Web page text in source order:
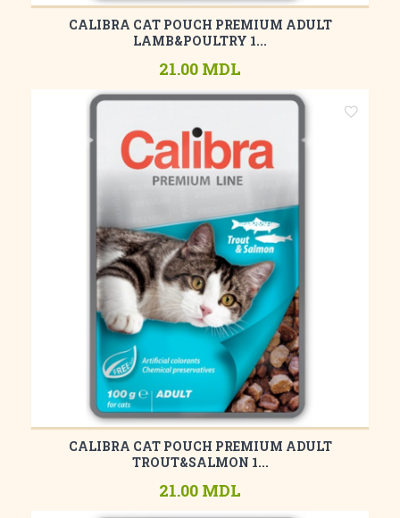
CALIBRA CAT POUCH PREMIUM ADULT
LAMB&POULTRY 1...
21.00 MDL
CALIBRA CAT POUCH PREMIUM ADULT
TROUT&SALMON 1...
21.00 MDL